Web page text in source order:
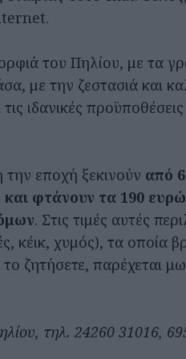
του Πηλίου, με τα
με την ζεστασιά και
ιδανικές
την εποχή ξεκινούν από
φτάνουν τα 190 ευρώ
. Στις τιμές αυτές
χυμός), τα οποία
ζητήσετε, παρέχεται
τηλ. 24260 31016,